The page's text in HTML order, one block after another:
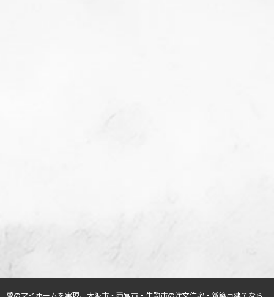
夢のマイホームを実現、 大阪市・西宮市・生駒市の注文住宅・新築戸建てなら